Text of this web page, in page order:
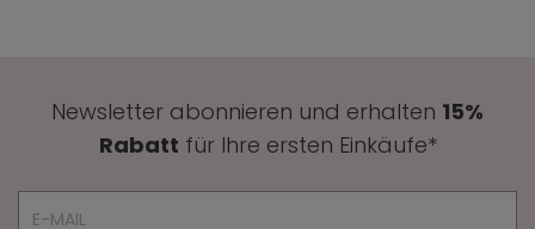
Newsletter abonnieren und erhalten 15%
Rabatt für Ihre ersten Einkäufe*